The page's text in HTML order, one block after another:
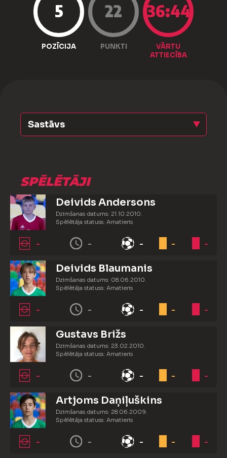
5
POZĪCIJA
22
PUNKTI
36:44
VĀRTU
ATTIECĪBA
Sastāvs
SPĒLĒTĀJI
Deivids Andersons
Dzimšanas datums: 21.10.2010.
Spēlētāja statuss: Amatieris
- - - - -
Deivids Blaumanis
Dzimšanas datums: 08.06.2010.
Spēlētāja statuss: Amatieris
- - - - -
Gustavs Brižs
Dzimšanas datums: 23.02.2010.
Spēlētāja statuss: Amatieris
- - - - -
Artjoms Daņiļuškins
Dzimšanas datums: 28.06.2009.
Spēlētāja statuss: Amatieris
- - - - -